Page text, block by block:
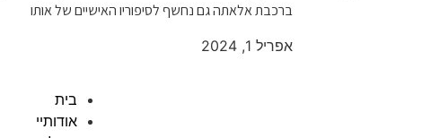
ברכבת אלאתה גם נחשף לסיפוריו האישיים של אותו
אפריל 1, 2024
בית
אודותיי